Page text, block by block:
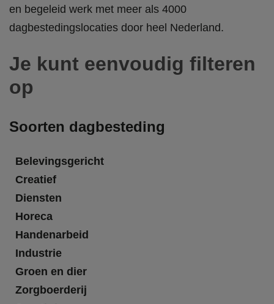
en begeleid werk met meer als 4000
dagbestedingslocaties door heel Nederland.
Je kunt eenvoudig filteren
op
Soorten dagbesteding
Belevingsgericht
Creatief
Diensten
Horeca
Handenarbeid
Industrie
Groen en dier
Zorgboerderij